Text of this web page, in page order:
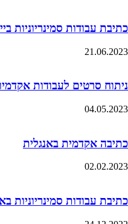
כתיבת עבודות סמינריוניות
21.06.2023
ניתוח סרטים לעבודות
04.05.2023
כתיבה אקדמית באנגלית
02.02.2023
כתיבת עבודות סמינריוניות